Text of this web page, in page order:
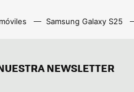
Samsung Galaxy S25
NEWSLETTER